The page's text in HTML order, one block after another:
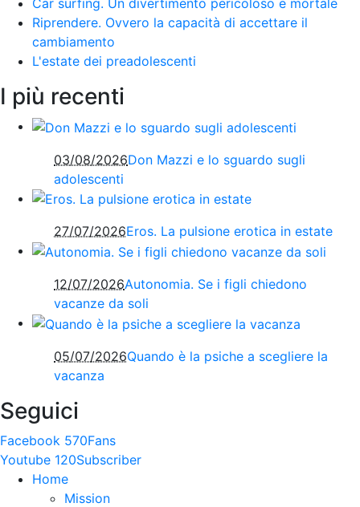
Car surfing. Un divertimento pericoloso e mortale
Riprendere. Ovvero la capacità di accettare il
cambiamento
L'estate dei preadolescenti
I più recenti
03/08/2026Don Mazzi e lo sguardo sugli
adolescenti
27/07/2026Eros. La pulsione erotica in estate
12/07/2026Autonomia. Se i figli chiedono
vacanze da soli
05/07/2026Quando è la psiche a scegliere la
vacanza
Seguici
Facebook 570Fans
Youtube 120Subscriber
Home
Mission